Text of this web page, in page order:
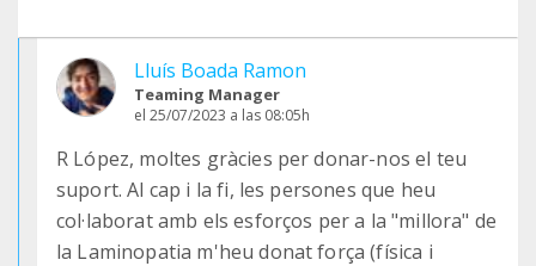
Lluís Boada Ramon
Teaming Manager
el 25/07/2023 a las 08:05h
R López, moltes gràcies per donar-nos el teu
suport. Al cap i la fi, les persones que heu
col·laborat amb els esforços per a la "millora" de
la Laminopatia m'heu donat força (física i